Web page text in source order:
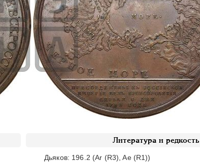
Литература и редкость
Дьяков: 196.2 (Ar (R3), Aе (R1))